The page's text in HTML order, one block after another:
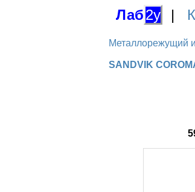
Лаб2у |
Металлорежущий
SANDVIK